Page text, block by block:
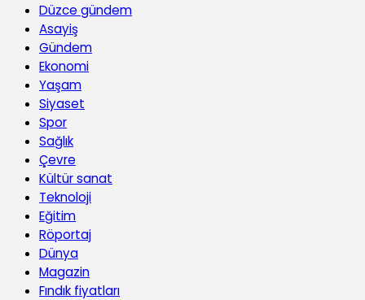
Düzce gündem
Asayiş
Gündem
Ekonomi
Yaşam
Siyaset
Spor
Sağlık
Çevre
Kültür sanat
Teknoloji
Eğitim
Röportaj
Dünya
Magazin
Fındık fiyatları